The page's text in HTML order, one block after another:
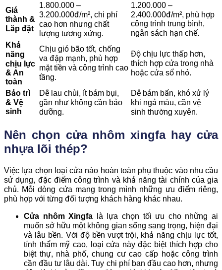
Giá
thành &
Lắp đặt
1.800.000 –
3.200.000đ/m², chi phí
cao hơn nhưng chất
lượng tương xứng.
1.200.000 –
2.400.000đ/m², phù hợp
công trình trung bình,
ngân sách hạn chế.
Khả
năng
chịu lực
& An
toàn
Chịu gió bão tốt, chống
va đập mạnh, phù hợp
mặt tiền và công trình cao
tầng.
Độ chịu lực thấp hơn,
thích hợp cửa trong nhà
hoặc cửa sổ nhỏ.
Bảo trì
& Vệ
sinh
Dễ lau chùi, ít bám bụi,
gần như không cần bảo
dưỡng.
Dễ bám bẩn, khó xử lý
khi ngả màu, cần vệ
sinh thường xuyên.
Nên chọn cửa nhôm xingfa hay cửa
nhựa lõi thép?
Việc lựa chọn loại cửa nào hoàn toàn phụ thuộc vào nhu cầu
sử dụng, đặc điểm công trình và khả năng tài chính của gia
chủ. Mỗi dòng cửa mang trong mình những ưu điểm riêng,
phù hợp với từng đối tượng khách hàng khác nhau.
Cửa nhôm Xingfa là lựa chọn tối ưu cho những ai
muốn sở hữu một không gian sống sang trọng, hiện đại
và lâu bền. Với độ bền vượt trội, khả năng chịu lực tốt,
tính thẩm mỹ cao, loại cửa này đặc biệt thích hợp cho
biệt thự, nhà phố, chung cư cao cấp hoặc công trình
cần đầu tư lâu dài. Tuy chi phí ban đầu cao hơn, nhưng